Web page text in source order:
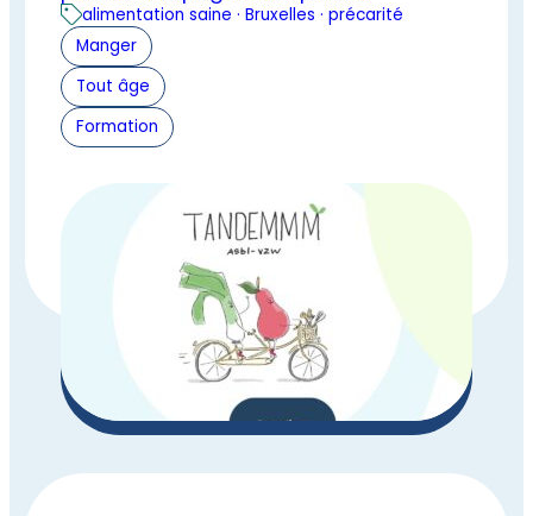
alimentation saine · Bruxelles · précarité
Manger
Tout âge
Formation